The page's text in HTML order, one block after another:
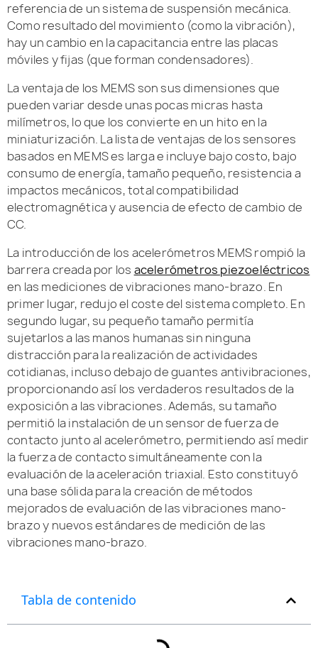
referencia de un sistema de suspensión mecánica.
Como resultado del movimiento (como la vibración),
hay un cambio en la capacitancia entre las placas
móviles y fijas (que forman condensadores).
La ventaja de los MEMS son sus dimensiones que
pueden variar desde unas pocas micras hasta
milímetros, lo que los convierte en un hito en la
miniaturización. La lista de ventajas de los sensores
basados en MEMS es larga e incluye bajo costo, bajo
consumo de energía, tamaño pequeño, resistencia a
impactos mecánicos, total compatibilidad
electromagnética y ausencia de efecto de cambio de
CC.
La introducción de los acelerómetros MEMS rompió la
barrera creada por los acelerómetros piezoeléctricos
en las mediciones de vibraciones mano-brazo. En
primer lugar, redujo el coste del sistema completo. En
segundo lugar, su pequeño tamaño permitía
sujetarlos a las manos humanas sin ninguna
distracción para la realización de actividades
cotidianas, incluso debajo de guantes antivibraciones,
proporcionando así los verdaderos resultados de la
exposición a las vibraciones. Además, su tamaño
permitió la instalación de un sensor de fuerza de
contacto junto al acelerómetro, permitiendo así medir
la fuerza de contacto simultáneamente con la
evaluación de la aceleración triaxial. Esto constituyó
una base sólida para la creación de métodos
mejorados de evaluación de las vibraciones mano-
brazo y nuevos estándares de medición de las
vibraciones mano-brazo.
Tabla de contenido